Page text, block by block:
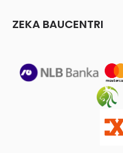
ZEKA BAUCENTRI